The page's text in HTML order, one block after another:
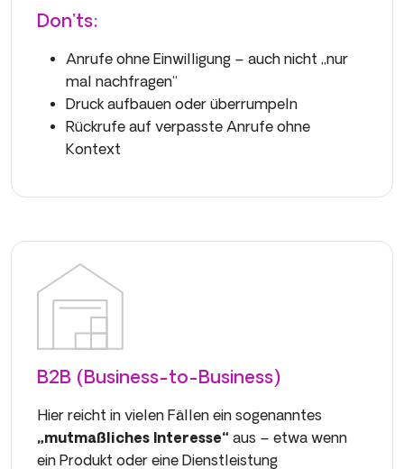
Don’ts:
Anrufe ohne Einwilligung – auch nicht „nur
mal nachfragen“
Druck aufbauen oder überrumpeln
Rückrufe auf verpasste Anrufe ohne
Kontext
B2B (Business-to-Business)
Hier reicht in vielen Fällen ein sogenanntes
„mutmaßliches Interesse“ aus – etwa wenn
ein Produkt oder eine Dienstleistung